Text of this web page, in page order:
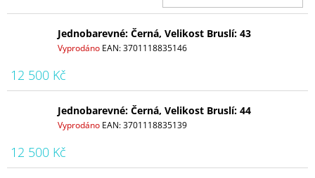
Jednobarevné: Černá, Velikost Bruslí: 43
Vyprodáno EAN:3701118835146
12 500 Kč
Jednobarevné: Černá, Velikost Bruslí: 44
Vyprodáno EAN:3701118835139
12 500 Kč